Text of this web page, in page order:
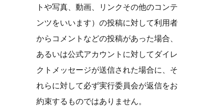
トや写真、動画、リンクその他のコンテ
ンツをいいます）の投稿に対して利用者
からコメントなどの投稿があった場合、
あるいは公式アカウントに対してダイレ
クトメッセージが送信された場合に、そ
れらに対して必ず実行委員会が返信をお
約束するものではありません。